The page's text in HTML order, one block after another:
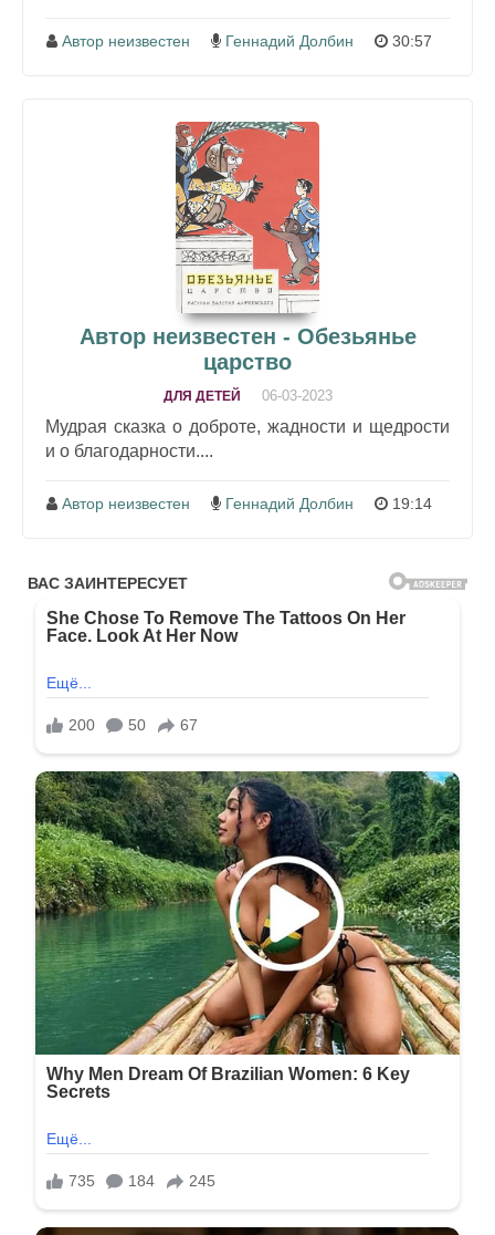
Автор неизвестен Геннадий Долбин 30:57
Автор неизвестен - Обезьянье
царство
ДЛЯ ДЕТЕЙ 06-03-2023
Мудрая сказка о доброте, жадности и щедрости
и о благодарности....
Автор неизвестен Геннадий Долбин 19:14